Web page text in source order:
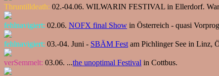
Thruntilldeath: 02.-04.06. WILWARIN FESTIVAL in Ellerdorf.
fehlnavigiert: 02.06. NOFX final Show in Österreich - quasi
fehlnavigiert: 03.-04. Juni - SBÄM Fest am Pichlinger See in Linz,
verSemmelt: 03.06. ...the unoptimal Festival in Cottbus.